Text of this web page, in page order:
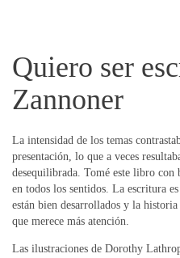
Quiero ser
Zannoner
La intensidad de los temas
presentación, lo que a veces
desequilibrada. Tomé este libro con
en todos los sentidos. La escritura
están bien desarrollados y la
que merece más atención.
Las ilustraciones de Dorothy